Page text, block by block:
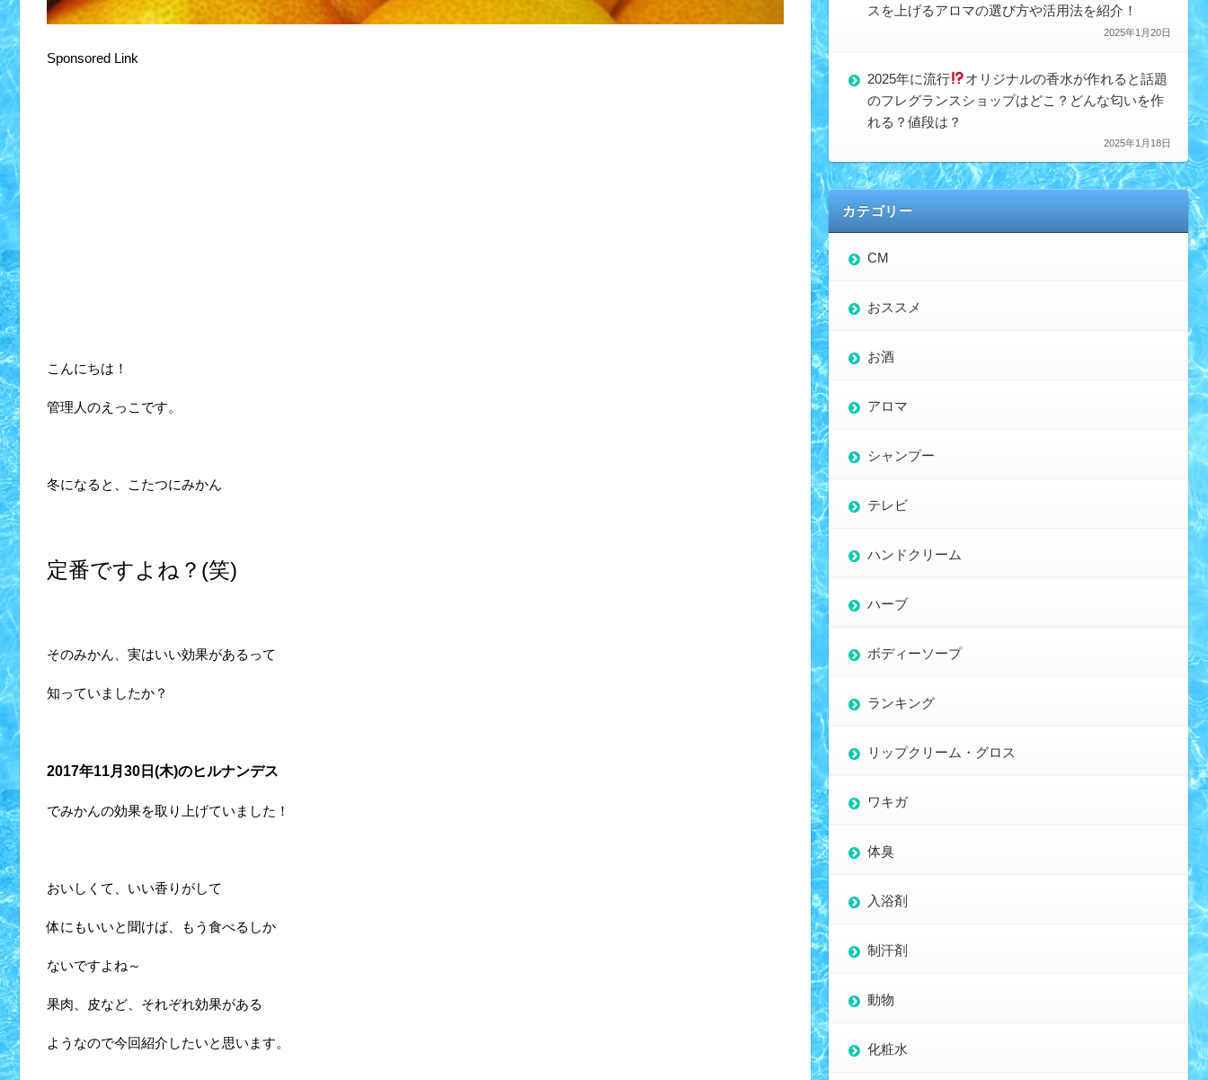
Sponsored Link
こんにちは！
管理人のえっこです。
冬になると、こたつにみかん
定番ですよね？(笑)
そのみかん、実はいい効果があるって
知っていましたか？
2017年11月30日(木)のヒルナンデス
でみかんの効果を取り上げていました！
おいしくて、いい香りがして
体にもいいと聞けば、もう食べるしか
ないですよね～
果肉、皮など、それぞれ効果がある
ようなので今回紹介したいと思います。
スを上げるアロマの選び方や活用法を紹介！
2025年1月20日
2025年に流行
オリジナルの香水が作れると話題
のフレグランスショップはどこ？どんな匂いを作
れる？値段は？
2025年1月18日
カテゴリー
CM
おススメ
お酒
アロマ
シャンプー
テレビ
ハンドクリーム
ハーブ
ボディーソープ
ランキング
リップクリーム・グロス
ワキガ
体臭
入浴剤
制汗剤
動物
化粧水